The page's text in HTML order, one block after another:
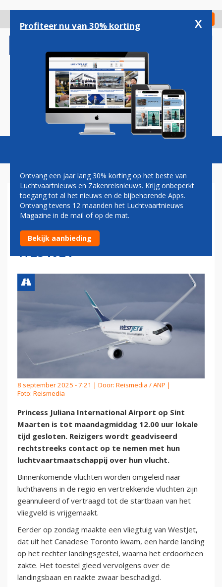
gaan
Check in
Magazine Podcasts Vacatures
START- EN LANDINGSBAAN
SINT MAARTEN GESLOTEN NA
INCIDENT MET VLIEGTUIG
WESTJET
8 september 2025 - 7:21 | Door: Reismedia / ANP |
Foto: Reismedia
Princess Juliana International Airport op Sint
Maarten is tot maandagmiddag 12.00 uur lokale
tijd gesloten. Reizigers wordt geadviseerd
rechtstreeks contact op te nemen met hun
luchtvaartmaatschappij over hun vlucht.
Binnenkomende vluchten worden omgeleid naar
luchthavens in de regio en vertrekkende vluchten zijn
geannuleerd of vertraagd tot de startbaan van het
vliegveld is vrijgemaakt.
Eerder op zondag maakte een vliegtuig van WestJet,
dat uit het Canadese Toronto kwam, een harde landing
op het rechter landingsgestel, waarna het erdoorheen
zakte. Het toestel gleed vervolgens over de
landingsbaan en raakte zwaar beschadigd.
Profiteer nu van 30% korting x
Ontvang een jaar lang 30% korting op het beste van
Luchtvaartnieuws en Zakenreisnieuws. Krijg onbeperkt
toegang tot al het nieuws en de bijbehorende Apps.
Ontvang tevens 12 maanden het Luchtvaartnieuws
Magazine in de mail of op de mat.
Bekijk aanbieding